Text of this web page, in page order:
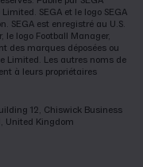
SEGA et le logo SEGA
SEGA est enregistré au U.S.
logo Football Manager,
des marques déposées ou
Limited. Les autres noms de
à leurs propriétaires
12, Chiswick Business
United Kingdom